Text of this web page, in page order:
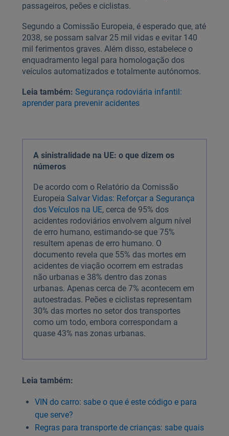
passageiros, peões e ciclistas.
Segundo a Comissão Europeia, é esperado que, até
2038, se possam salvar 25 mil vidas e evitar 140
mil ferimentos graves. Além disso, estabelece o
enquadramento legal para homologação dos
veículos automatizados e totalmente autónomos.
Leia também: Segurança rodoviária infantil:
aprender para prevenir acidentes
A sinistralidade na UE: o que dizem os
números
De acordo com o Relatório da Comissão
Europeia Salvar Vidas: Reforçar a Segurança
dos Veículos na UE, cerca de 95% dos
acidentes rodoviários envolvem algum nível
de erro humano, estimando-se que 75%
resultem apenas de erro humano. O
documento revela que 55% das mortes em
acidentes de viação ocorrem em estradas
não urbanas e 38% dentro das zonas
urbanas. Apenas cerca de 7% acontecem em
autoestradas. Peões e ciclistas representam
30% das mortes no setor dos transportes
como um todo, embora correspondam a
quase 43% nas zonas urbanas.
Leia também:
VIN do carro: sabe o que é este código e para
que serve?
Regras para transporte de crianças: sabe quais